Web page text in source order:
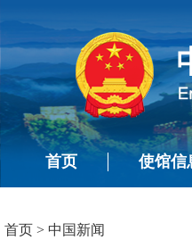
首页 使馆信
首页 > 中国新闻